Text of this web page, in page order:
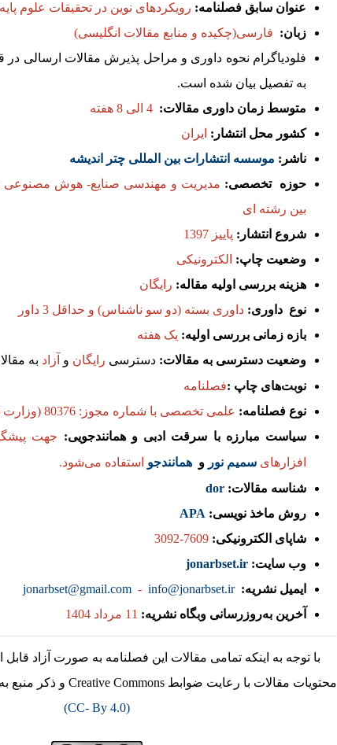
عنوان سابق فصلنامه: رویکردهای نوین در تحقیقات علوم
زبان: فارسی(چکیده و منابع مقالات انگلیسی)
فلودیاگرام نحوه داوری و مراحل پذیرش مقالات ارسالی
به تفصیل بیان شده است.
متوسط زمان داوری مقالات: 4 الی 8 هفته
کشور محل انتشار: ایران
ناشر: موسسه انتشارات بین المللی چتر اندیشه
حوزه تخصصی: مدیریت و مهندسی صنایع- هوش مصنوعی
بین رشته ای
شروع انتشار: پاییز 1397
وضعیت چاپ: الکترونیکی
هزینه بررسی اولیه مقاله: رایگان
نوع داوری: داوری بسته (دو سو ناشناس) و حداقل 3 داور
بازه زمانی بررسی اولیه: یک هفته
وضعیت دسترسی به مقالات: دسترسی رایگان و آزاد به
نوبت‌های چاپ :فصلنامه
نوع فصلنامه: علمی تخصصی با شماره مجوز: 80376 (وزارت فرهنگ و ارشاد اسلامی)
سیاست مبارزه با سرقت ادبی و همانندجویی: جهت
افزارهای سمیم نور و همانندجو استفاده می‌شود.
شناسه مقالات: dor
روش ماخذ نویسی: APA
شاپای الکترونیکی: 7609-3092
وب سایت: jonarbset.ir
ایمیل نشریه:
jonarbset@gmail.com - info@jonarbset.ir
آخرین به‌روز‌رسانی وبگاه نشریه: 11 مرداد 1404
با توجه به اینکه تمامی مقالات این فصلنامه به صورت آزاد قابل
محتویات مقالات با رعایت ضوابط Creative Commons و ذکر منبع به این فصلنامه مجاز می‌باشد.
(CC- By 4.0)